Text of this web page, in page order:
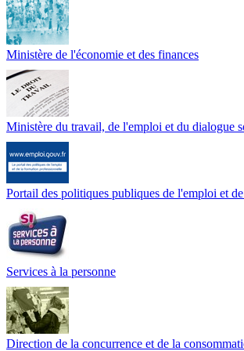
Ministère de l'économie et des finances
Ministère du travail, de l'emploi et du dialogue
Portail des politiques publiques de l'emploi et
Services à la personne
Direction de la concurrence et de la